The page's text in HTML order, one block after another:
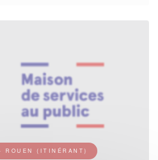
ROUEN (ITINÉRANT)